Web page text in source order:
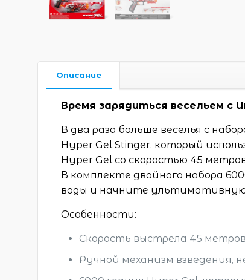
Описание
Время зарядиться весельем с
В два раза больше веселья с
Hyper Gel Stinger, который
Hyper Gel со скоростью 45
В комплекте двойного набора
воды и начните ультимативную
Особенности:
Скорость выстрела 45
Ручной механизм взведения,